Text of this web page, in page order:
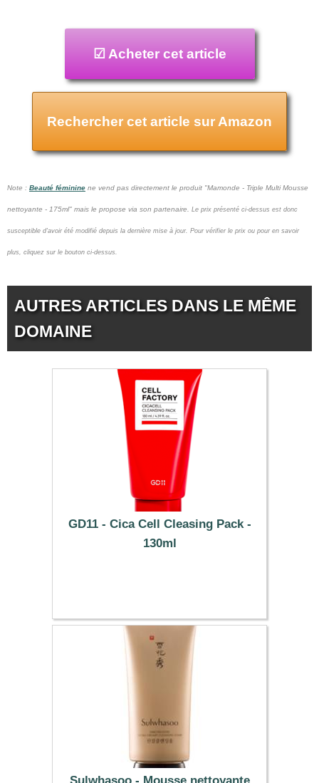
☑ Acheter cet article
Rechercher cet article sur Amazon
Note : Beauté féminine ne vend pas directement le produit "Mamonde - Triple Multi Mousse
nettoyante - 175ml" mais le propose via son partenaire. Le prix présenté ci-dessus est donc
susceptible d'avoir été modifié depuis la dernière mise à jour. Pour vérifier le prix ou pour en savoir
plus, cliquez sur le bouton ci-dessus.
AUTRES ARTICLES DANS LE MÊME
DOMAINE
GD11 - Cica Cell Cleasing Pack -
130ml